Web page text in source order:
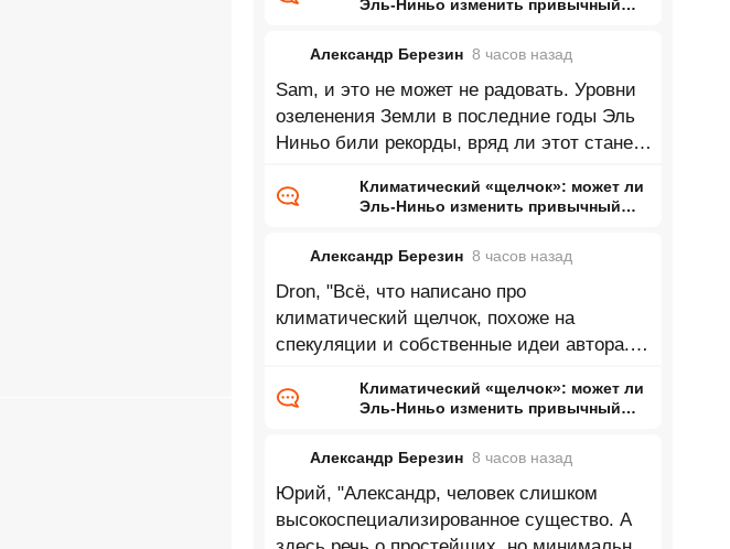
Эль-Ниньо изменить привычный
Александр Березин 8 часов назад
Sam, и это не может не радовать. Уровни
озеленения Земли в последние годы Эль
Ниньо били рекорды, вряд ли этот станет
Климатический «щелчок»: может ли
Эль-Ниньо изменить привычный
Александр Березин 8 часов назад
Dron, "Всё, что написано про
климатический щелчок, похоже на
спекуляции и собственные идеи автора.
предсказывающихКлиматический «щелчок»: может ли
Эль-Ниньо изменить привычный
Александр Березин 8 часов назад
Юрий, "Александр, человек слишком
высокоспециализированное существо. А